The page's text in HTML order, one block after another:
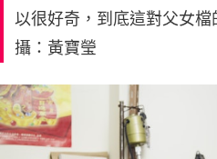
以很好奇，到底這對父女
攝：黃寶瑩